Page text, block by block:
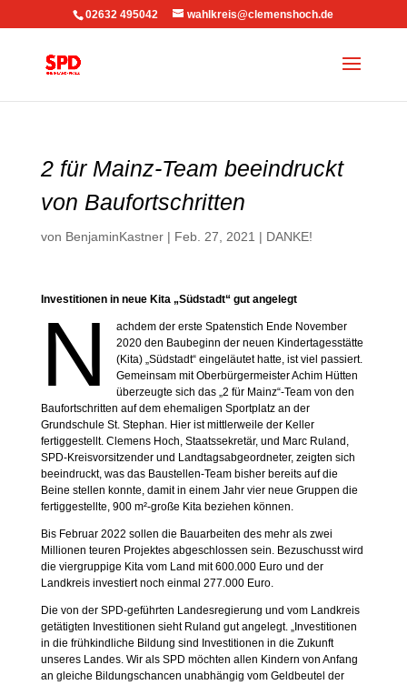
02632 495042 wahlkreis@clemenshoch.de
2 für Mainz-Team beeindruckt
von Baufortschritten
von BenjaminKastner| Feb. 27, 2021 | DANKE!
Investitionen in neue Kita „Südstadt“ gut angelegt
N
achdem der erste Spatenstich Ende November
2020 den Baubeginn der neuen Kindertagesstätte
(Kita) „Südstadt“ eingeläutet hatte, ist viel passiert.
Gemeinsam mit Oberbürgermeister Achim Hütten
überzeugte sich das „2 für Mainz“-Team von den
Baufortschritten auf dem ehemaligen Sportplatz an der
Grundschule St. Stephan. Hier ist mittlerweile der Keller
fertiggestellt. Clemens Hoch, Staatssekretär, und Marc Ruland,
SPD-Kreisvorsitzender und Landtagsabgeordneter, zeigten sich
beeindruckt, was das Baustellen-Team bisher bereits auf die
Beine stellen konnte, damit in einem Jahr vier neue Gruppen die
fertiggestellte, 900 m²-große Kita beziehen können.
Bis Februar 2022 sollen die Bauarbeiten des mehr als zwei
Millionen teuren Projektes abgeschlossen sein. Bezuschusst wird
die viergruppige Kita vom Land mit 600.000 Euro und der
Landkreis investiert noch einmal 277.000 Euro.
Die von der SPD-geführten Landesregierung und vom Landkreis
getätigten Investitionen sieht Ruland gut angelegt. „Investitionen
in die frühkindliche Bildung sind Investitionen in die Zukunft
unseres Landes. Wir als SPD möchten allen Kindern von Anfang
an gleiche Bildungschancen unabhängig vom Geldbeutel der